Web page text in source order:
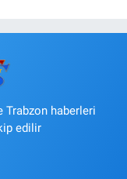
Trabzon haberleri
edilir